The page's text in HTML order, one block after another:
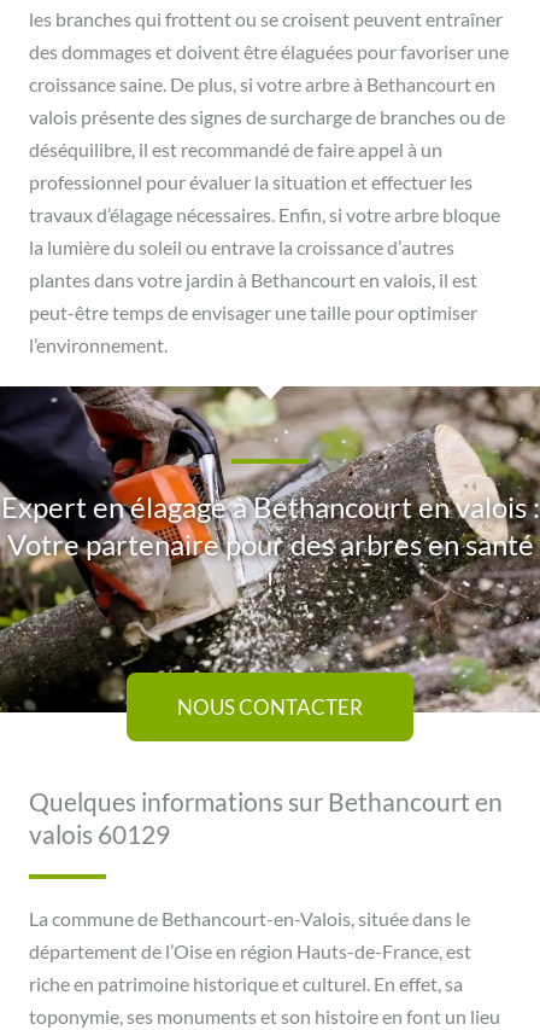
les branches qui frottent ou se croisent peuvent entraîner
des dommages et doivent être élaguées pour favoriser une
croissance saine. De plus, si votre arbre à Bethancourt en
valois présente des signes de surcharge de branches ou de
déséquilibre, il est recommandé de faire appel à un
professionnel pour évaluer la situation et effectuer les
travaux d’élagage nécessaires. Enfin, si votre arbre bloque
la lumière du soleil ou entrave la croissance d’autres
plantes dans votre jardin à Bethancourt en valois, il est
peut-être temps de envisager une taille pour optimiser
l’environnement.
Expert en élagage à Bethancourt en valois :
Votre partenaire pour des arbres en santé
!
NOUS CONTACTER
Quelques informations sur Bethancourt en
valois 60129
La commune de Bethancourt-en-Valois, située dans le
département de l’Oise en région Hauts-de-France, est
riche en patrimoine historique et culturel. En effet, sa
toponymie, ses monuments et son histoire en font un lieu